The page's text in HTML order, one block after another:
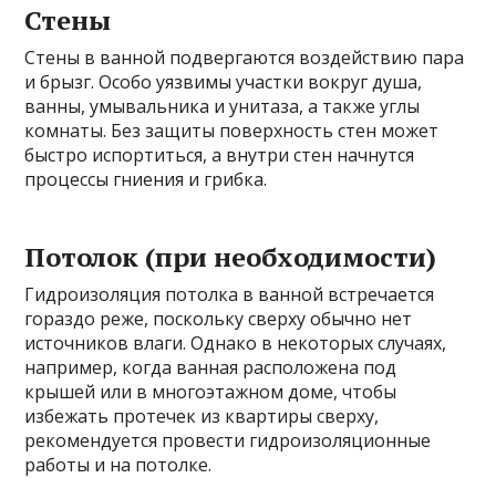
Стены
Стены в ванной подвергаются воздействию пара
и брызг. Особо уязвимы участки вокруг душа,
ванны, умывальника и унитаза, а также углы
комнаты. Без защиты поверхность стен может
быстро испортиться, а внутри стен начнутся
процессы гниения и грибка.
Потолок (при необходимости)
Гидроизоляция потолка в ванной встречается
гораздо реже, поскольку сверху обычно нет
источников влаги. Однако в некоторых случаях,
например, когда ванная расположена под
крышей или в многоэтажном доме, чтобы
избежать протечек из квартиры сверху,
рекомендуется провести гидроизоляционные
работы и на потолке.